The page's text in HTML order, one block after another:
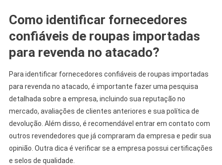
Como identificar fornecedores
confiáveis de roupas importadas
para revenda no atacado?
Para identificar fornecedores confiáveis de roupas importadas
para revenda no atacado, é importante fazer uma pesquisa
detalhada sobre a empresa, incluindo sua reputação no
mercado, avaliações de clientes anteriores e sua política de
devolução. Além disso, é recomendável entrar em contato com
outros revendedores que já compraram da empresa e pedir sua
opinião. Outra dica é verificar se a empresa possui certificações
e selos de qualidade.